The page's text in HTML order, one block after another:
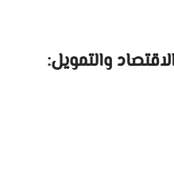
والتمويل: